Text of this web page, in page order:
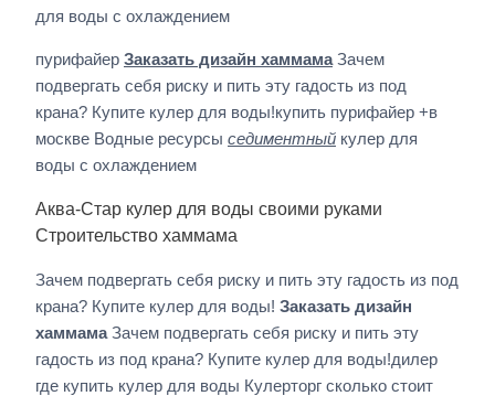
для воды с охлаждением
пурифайер Заказать дизайн хаммамаЗачем
подвергать себя риску и пить эту гадость из под
крана? Купите кулер для воды!купить пурифайер +в
москве Водные ресурсы седиментный кулер для
воды с охлаждением
Аква-Стар кулер для воды своими руками
Строительство хаммама
Зачем подвергать себя риску и пить эту гадость из под
крана? Купите кулер для воды! Заказать дизайн
хаммамаЗачем подвергать себя риску и пить эту
гадость из под крана? Купите кулер для воды!дилер
где купить кулер для воды Кулерторг сколько стоит